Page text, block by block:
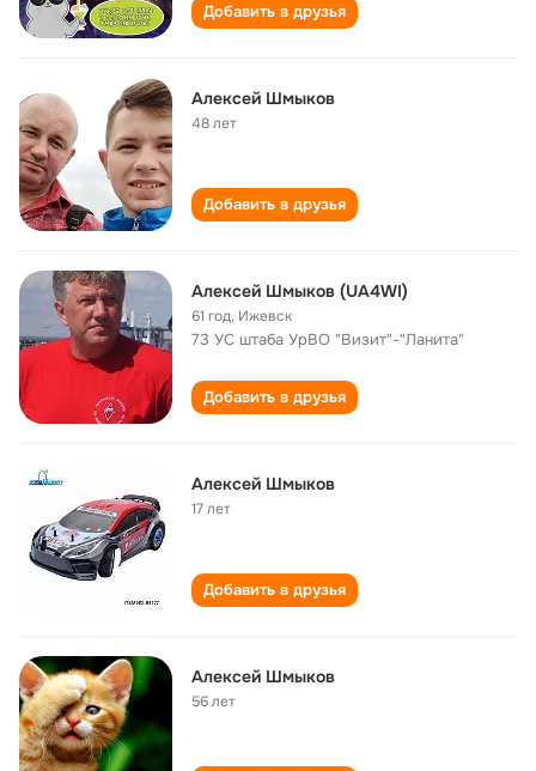
Добавить в друзья
Алексей Шмыков
48 лет
Добавить в друзья
Алексей Шмыков (UA4WI)
61 год, Ижевск
73 УС штаба УрВО "Визит"-"Ланита"
Добавить в друзья
Алексей Шмыков
17 лет
Добавить в друзья
Алексей Шмыков
56 лет